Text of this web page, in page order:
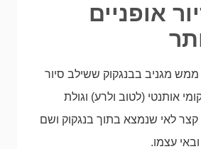
אופניים
ממש מגניב בבנגקוק ששילב סיור
אותנטי (לטוב ולרע) וגולת
לאי שנמצא בתוך בנגקוק ושם
עצמו.